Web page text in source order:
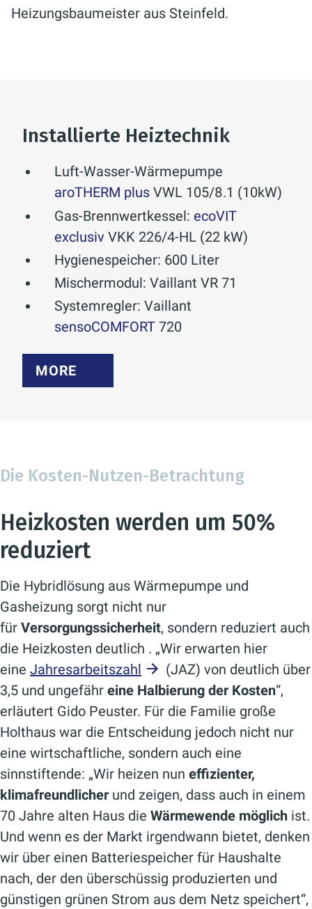
Heizungsbaumeister aus Steinfeld.
Installierte Heiztechnik
Luft-Wasser-Wärmepumpe
aroTHERM plus VWL 105/8.1 (10kW)
Gas-Brennwertkessel: ecoVIT
exclusiv VKK 226/4-HL (22 kW)
Hygienespeicher: 600 Liter
Mischermodul: Vaillant VR 71
Systemregler: Vaillant
sensoCOMFORT 720
MORE
Die Kosten-Nutzen-Betrachtung
Heizkosten werden um 50%
reduziert
Die Hybridlösung aus Wärmepumpe und
Gasheizung sorgt nicht nur
für Versorgungssicherheit, sondern reduziert auch
die Heizkosten deutlich . „Wir erwarten hier
eine Jahresarbeitszahl
(JAZ) von deutlich über
3,5 und ungefähr eine Halbierung der Kosten“,
erläutert Gido Peuster. Für die Familie große
Holthaus war die Entscheidung jedoch nicht nur
eine wirtschaftliche, sondern auch eine
sinnstiftende: „Wir heizen nun effizienter,
klimafreundlicher und zeigen, dass auch in einem
70 Jahre alten Haus die Wärmewende möglich ist.
Und wenn es der Markt irgendwann bietet, denken
wir über einen Batteriespeicher für Haushalte
nach, der den überschüssig produzierten und
günstigen grünen Strom aus dem Netz speichert“,